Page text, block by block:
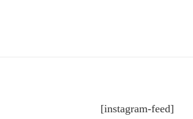
[instagram-feed]